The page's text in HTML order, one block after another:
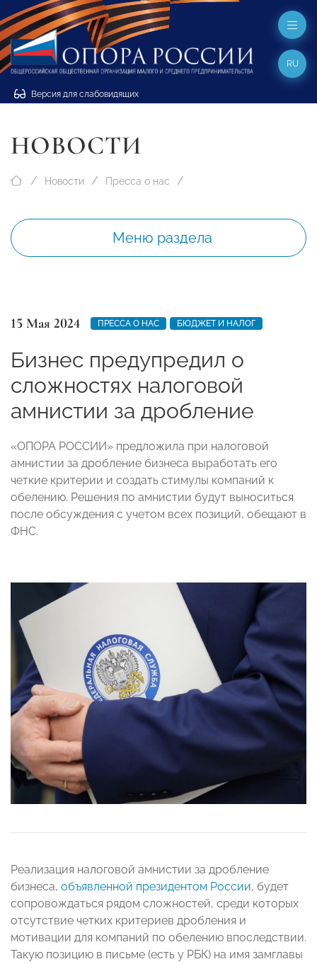
Версия для слабовидящих
RU
НОВОСТИ
Новости Пресса о нас
Меню раздела
15 Мая 2024 ПРЕССА О НАС БЮДЖЕТ И НАЛОГ
Бизнес предупредил о
сложностях налоговой
амнистии за дробление
«ОПОРА РОССИИ» предложила при налоговой
амнистии за дробление бизнеса выработать его
четкие критерии и создать стимулы компаний к
обелению. Решения по амнистии будут выноситься
после обсуждения с учетом всех позиций, обещают в
ФНС.
Реализация налоговой амнистии за дробление
бизнеса, объявленной президентом России, будет
сопровождаться рядом сложностей, среди которых
отсутствие четких критериев дробления и
мотивации для компаний по обелению впоследствии.
Такую позицию в письме (есть у РБК) на имя замглавы